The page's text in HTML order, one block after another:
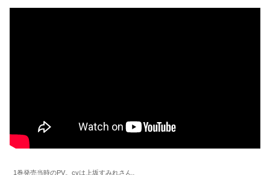
1巻発売当時のPV。cvは上坂すみれさん。